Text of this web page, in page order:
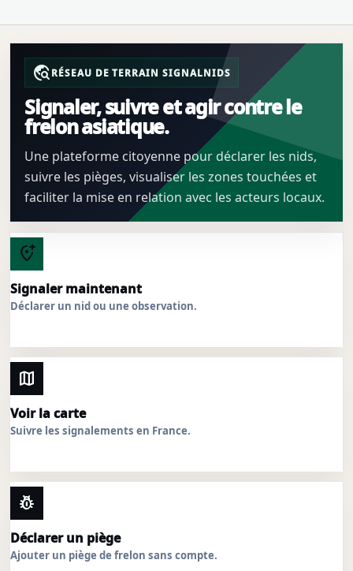
travel_exploreRÉSEAU DE TERRAIN SIGNALNIDS
Signaler, suivre et agir contre le
frelon asiatique.
Une plateforme citoyenne pour déclarer les nids,
suivre les pièges, visualiser les zones touchées et
faciliter la mise en relation avec les acteurs locaux.
add_location_alt
Signaler maintenant
Déclarer un nid ou une observation.
map
Voir la carte
Suivre les signalements en France.
pest_control
Déclarer un piège
Ajouter un piège de frelon sans compte.